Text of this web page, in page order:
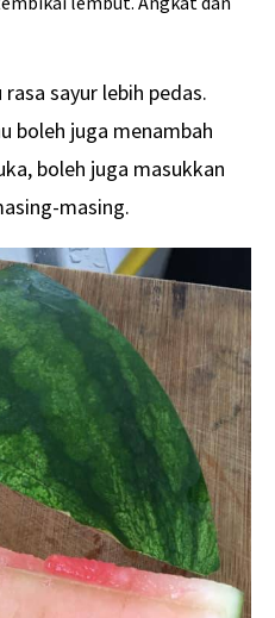
sayur lebih pedas.
boleh juga menambah
boleh juga masukkan
masing.